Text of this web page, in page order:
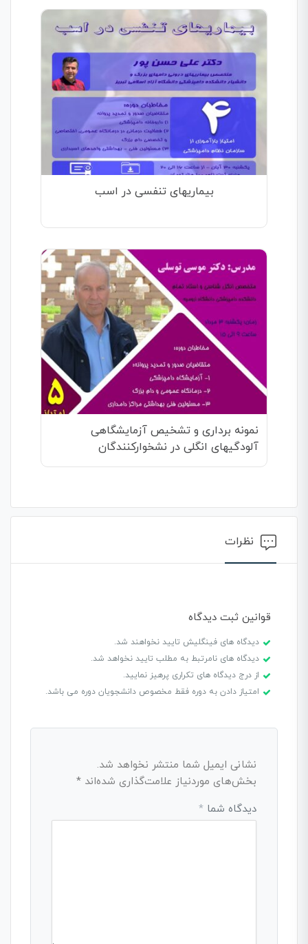
بیماریهای تنفسی در اسب
نمونه برداری و تشخیص آزمایشگاهی
آلودگیهای انگلی در نشخوارکنندگان
نظرات
قوانین ثبت دیدگاه
دیدگاه های فینگلیش تایید نخواهند شد.
دیدگاه های نامرتبط به مطلب تایید نخواهد شد.
از درج دیدگاه های تکراری پرهیز نمایید.
امتیاز دادن به دوره فقط مخصوص دانشجویان دوره می باشد.
نشانی ایمیل شما منتشر نخواهد شد.
بخش‌های موردنیاز علامت‌گذاری شده‌اند *
دیدگاه شما *